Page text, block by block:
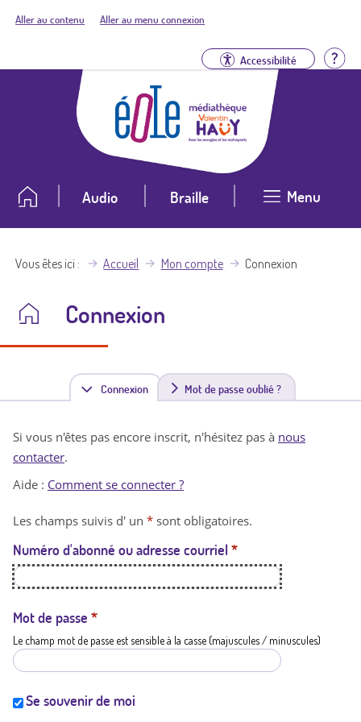
Aller au contenu Aller au menu connexion
Accessibilité
Audio Braille Menu
Vous êtes ici Accueil Mon compte Connexion
Connexion
Connexion(
n
t
a
t
i
Mot de passe oublié ?
Si vous n'êtes pas encore inscrit, n'hésitez pas à nous
contacter.
Aide : Comment se connecter ?
Les champs suivis d' un * sont obligatoires.
Numéro d'abonné ou adresse courriel *
Mot de passe *
Le champ mot de passe est sensible à la casse (majuscules / minuscules)
Se souvenir de moi